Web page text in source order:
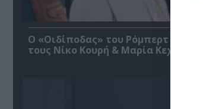
O «Οιδίποδας» του Ρόμπερτ Άικ
τους Νίκο Κουρή & Μαρία